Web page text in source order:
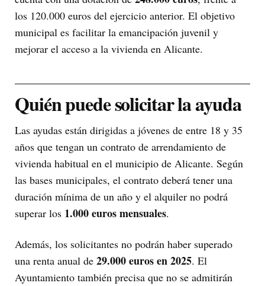
los 120.000 euros del ejercicio anterior. El objetivo
municipal es facilitar la emancipación juvenil y
mejorar el acceso a la vivienda en Alicante.
Quién puede solicitar la ayuda
Las ayudas están dirigidas a jóvenes de entre 18 y 35
años que tengan un contrato de arrendamiento de
vivienda habitual en el municipio de Alicante. Según
las bases municipales, el contrato deberá tener una
duración mínima de un año y el alquiler no podrá
superar los 1.000 euros mensuales.
Además, los solicitantes no podrán haber superado
una renta anual de 29.000 euros en 2025. El
Ayuntamiento también precisa que no se admitirán